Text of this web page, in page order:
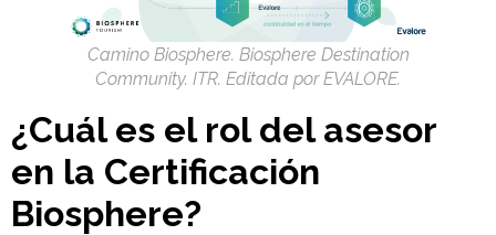
Camino Biosphere. Biosphere Destination
Community. ITR. Editada por EVALORE.
¿Cuál es el rol del asesor
en la Certificación
Biosphere?